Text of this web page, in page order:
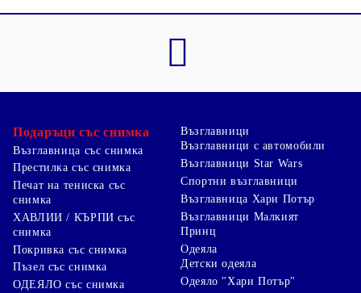
Подаръци със снимка
Възглавница със снимка
Престилка със снимка
Печат на тениска със
снимка
ХАВЛИИ / КЪРПИ със
снимка
Покривка със снимка
Пъзел със снимка
ОДЕЯЛО със снимка
Възглавници
Възглавници с автомобили
Възглавници Star Wars
Спортни възглавници
Възглавница Хари Потър
Възглавници Малкият
Принц
Одеяла
Детски одеяла
Одеяло "Хари Потър"